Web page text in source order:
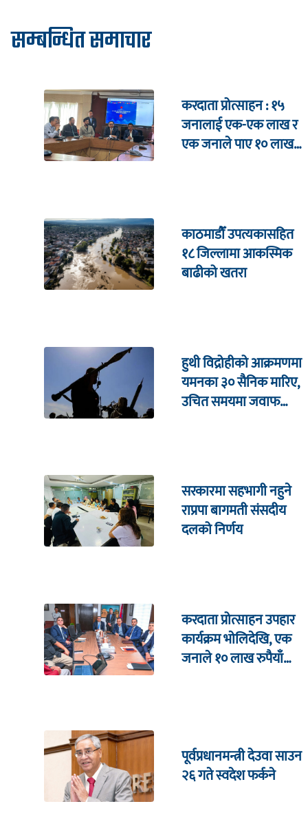
सम्बन्धित समाचार
करदाता प्रोत्साहन : १५
जनालाई एक-एक लाख र
एक जनाले पाए १० लाख
काठमाडौँ उपत्यकासहित
१८ जिल्लामा आकस्मिक
बाढीको खतरा
हुथी विद्रोहीको आक्रमणमा
यमनका ३० सैनिक मारिए,
उचित समयमा जवाफ
सरकारमा सहभागी नहुने
राप्रपा बागमती संसदीय
दलको निर्णय
करदाता प्रोत्साहन उपहार
कार्यक्रम भाेलिदेखि, एक
जनाले १० लाख रुपैयाँ
पूर्वप्रधानमन्त्री देउवा साउन
२६ गते स्वदेश फर्कने